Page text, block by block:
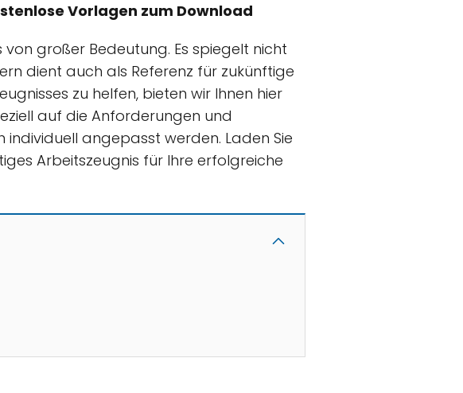
Vorlagen zum Download
großer Bedeutung. Es spiegelt nicht
dient auch als Referenz für zukünftige
zu helfen, bieten wir Ihnen hier
auf die Anforderungen und
angepasst werden. Laden Sie
Arbeitszeugnis für Ihre erfolgreiche